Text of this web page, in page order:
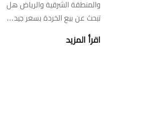
والمنطقة الشرقية والرياض هل
تبحث عن بيع الخردة بسعر جيد…
اقرأ المزيد